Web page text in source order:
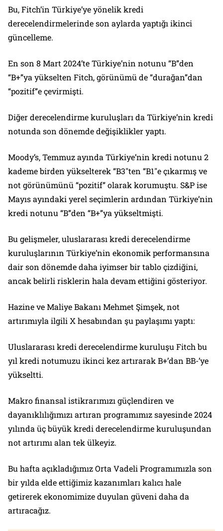
Bu, Fitch’in Türkiye’ye yönelik kredi
derecelendirmelerinde son aylarda yaptığı ikinci
güncelleme.
En son 8 Mart 2024’te Türkiye’nin notunu “B”den
“B+”ya yükselten Fitch, görünümü de “durağan”dan
“pozitif”e çevirmişti.
Diğer derecelendirme kuruluşları da Türkiye’nin kredi
notunda son dönemde değişiklikler yaptı.
Moody’s, Temmuz ayında Türkiye’nin kredi notunu 2
kademe birden yükselterek “B3″ten “B1″e çıkarmış ve
not görünümünü “pozitif” olarak korumuştu. S&P ise
Mayıs ayındaki yerel seçimlerin ardından Türkiye’nin
kredi notunu “B”den “B+”ya yükseltmişti.
Bu gelişmeler, uluslararası kredi derecelendirme
kuruluşlarının Türkiye’nin ekonomik performansına
dair son dönemde daha iyimser bir tablo çizdiğini,
ancak belirli risklerin hala devam ettiğini gösteriyor.
Hazine ve Maliye Bakanı Mehmet Şimşek, not
artırımıyla ilgili X hesabından şu paylaşımı yaptı:
Uluslararası kredi derecelendirme kuruluşu Fitch bu
yıl kredi notumuzu ikinci kez artırarak B+’dan BB-’ye
yükseltti.
Makro finansal istikrarımızı güçlendiren ve
dayanıklılığımızı artıran programımız sayesinde 2024
yılında üç büyük kredi derecelendirme kuruluşundan
not artırımı alan tek ülkeyiz.
Bu hafta açıkladığımız Orta Vadeli Programımızla son
bir yılda elde ettiğimiz kazanımları kalıcı hale
getirerek ekonomimize duyulan güveni daha da
artıracağız.